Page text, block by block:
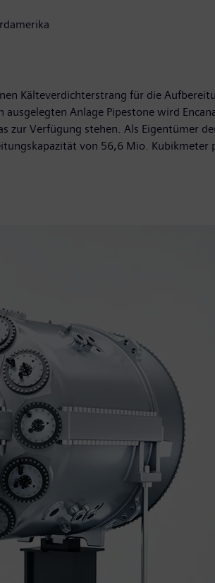
Kälteverdichterstrang für die
Anlage Pipestone wird
zur Verfügung stehen. Als Eigentümer
von 56,6 Mio. Kubikmeter